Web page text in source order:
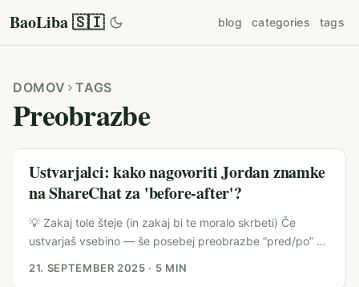
BaoLiba 🇸🇮 blog categories tags
DOMOV TAGS
Preobrazbe
Ustvarjalci: kako nagovoriti Jordan znamke
na ShareChat za 'before‑after'?
💡 Zakaj tole šteje (in zakaj bi te moralo skrbeti) Če
ustvarjaš vsebino — še posebej preobrazbe “pred/po” —
21. SEPTEMBER 2025 · 5 MIN